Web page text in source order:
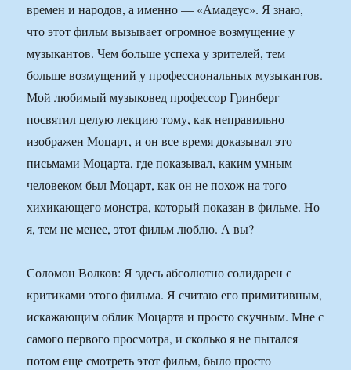
времен и народов, а именно — «Амадеус». Я знаю,
что этот фильм вызывает огромное возмущение у
музыкантов. Чем больше успеха у зрителей, тем
больше возмущений у профессиональных музыкантов.
Мой любимый музыковед профессор Гринберг
посвятил целую лекцию тому, как неправильно
изображен Моцарт, и он все время доказывал это
письмами Моцарта, где показывал, каким умным
человеком был Моцарт, как он не похож на того
хихикающего монстра, который показан в фильме. Но
я, тем не менее, этот фильм люблю. А вы?
Соломон Волков: Я здесь абсолютно солидарен с
критиками этого фильма. Я считаю его примитивным,
искажающим облик Моцарта и просто скучным. Мне с
самого первого просмотра, и сколько я не пытался
потом еще смотреть этот фильм, было просто